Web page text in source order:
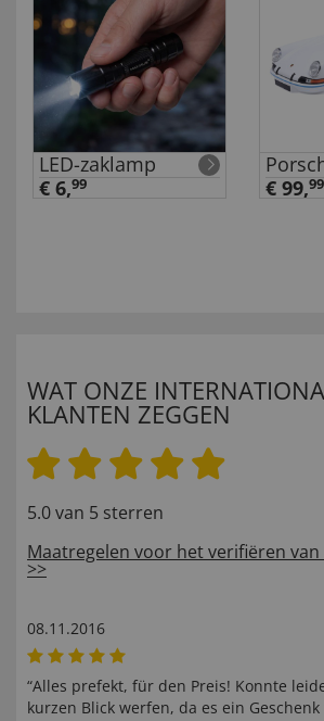
LED-zaklamp
€ 6,99
€ 99,99
WAT ONZE
KLANTEN ZEGGEN
5.0 van 5 sterren
Maatregelen voor het verifiëren
>>
08.11.2016
“Alles prefekt, für den Preis! Konnte
kurzen Blick werfen, da es ein